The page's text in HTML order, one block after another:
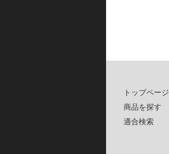
トップページ
商品を探す
適合検索